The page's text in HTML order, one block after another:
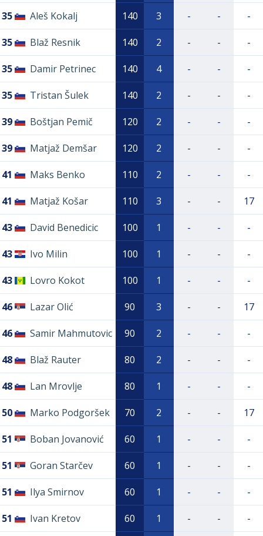
35 Aleš Kokalj 140 3 - - -
35 Blaž Resnik 140 2 - - -
35 Damir Petrinec 140 4 - - -
35 Tristan Šulek 140 2 - - -
39 Boštjan Pemič 120 2 - - -
39 Matjaž Demšar 120 2 - - -
41 Maks Benko 110 2 - - -
41 Matjaž Košar 110 3 - - 17
43 David Benedicic 100 1 - - -
43 Ivo Milin 100 1 - - -
43 Lovro Kokot 100 1 - - -
46 Lazar Olić 90 3 - - 17
46 Samir Mahmutovic 90 2 - - -
48 Blaž Rauter 80 2 - - -
48 Lan Mrovlje 80 1 - - -
50 Marko Podgoršek 70 2 - - 17
51 Boban Jovanović 60 1 - - -
51 Goran Starčev 60 1 - - -
51 Ilya Smirnov 60 1 - - -
51 Ivan Kretov 60 1 - - -